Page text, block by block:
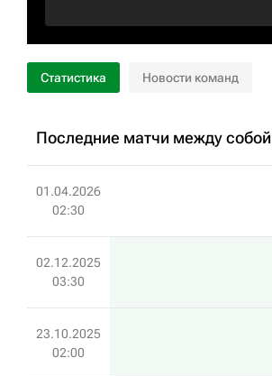
Статистика Новости команд
Последние матчи между собой
01.04.2026
02:30
02.12.2025
03:30
23.10.2025
02:00